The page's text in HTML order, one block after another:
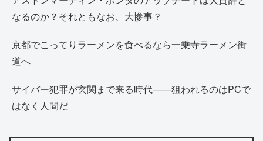
なるのか？それともなお、大惨事？
京都でこってりラーメンを食べるなら一乗寺ラーメン街
道へ
サイバー犯罪が玄関まで来る時代——狙われるのはPCで
はなく人間だ